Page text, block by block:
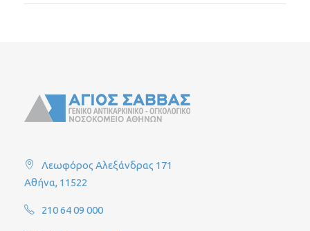
Λεωφόρος Αλεξάνδρας 171
Αθήνα, 11522
210 64 09 000